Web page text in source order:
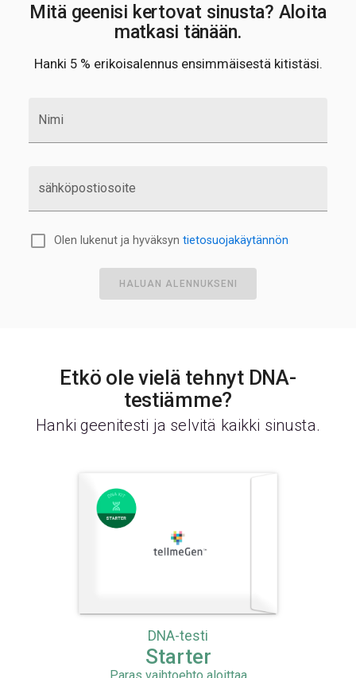
Mitä geenisi kertovat sinusta? Aloita
matkasi tänään.
Hanki 5 % erikoisalennus ensimmäisestä kitistäsi.
Nimi
sähköpostiosoite
Olen lukenut ja hyväksyn tietosuojakäytännön
HALUAN ALENNUKSENI
Etkö ole vielä tehnyt DNA-
testiämme?
Hanki geenitesti ja selvitä kaikki sinusta.
DNA-testi
Starter